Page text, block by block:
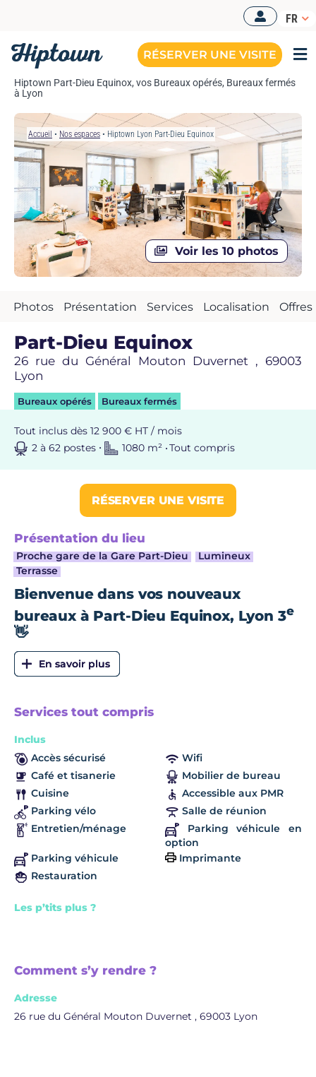
contenu
FR
RÉSERVER UNE VISITE
Hiptown Part-Dieu Equinox, vos Bureaux opérés, Bureaux fermés
à Lyon
Accueil • Nos espaces• Hiptown Lyon Part-Dieu Equinox
Voir les 10 photos
Photos Présentation Services Localisation Offres
Part-Dieu Equinox
26 rue du Général Mouton Duvernet , 69003
Lyon
Bureaux opérés Bureaux fermés
Tout inclus dès 12 900 € HT / mois
2 à 62 postes
1080 m² •Tout compris
RÉSERVER UNE VISITE
Présentation du lieu
Proche gare de la Gare Part-Dieu
Lumineux
Terrasse
Bienvenue dans vos nouveaux
bureaux à Part-Dieu Equinox, Lyon 3e
👋
Services tout compris
Inclus
Accès sécurisé
Wifi
Café et tisanerie
Mobilier de bureau
Cuisine
Accessible aux PMR
Parking vélo
Salle de réunion
Entretien/ménage
Parking véhicule en
option
Parking véhicule
Imprimante
Restauration
Les p’tits plus ?
Comment s’y rendre ?
Adresse
26 rue du Général Mouton Duvernet , 69003 Lyon